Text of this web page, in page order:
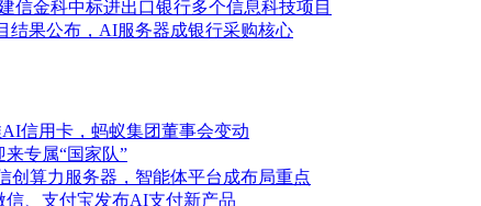
信金科中标进出口银行多个信息科技项目
结果公布，AI服务器成银行采购核心
信用卡，蚂蚁集团董事会变动
专属“国家队”
创算力服务器，智能体平台成布局重点
信、支付宝发布AI支付新产品